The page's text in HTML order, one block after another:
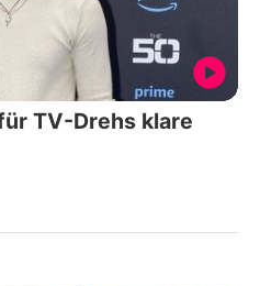
TV-Drehs klare